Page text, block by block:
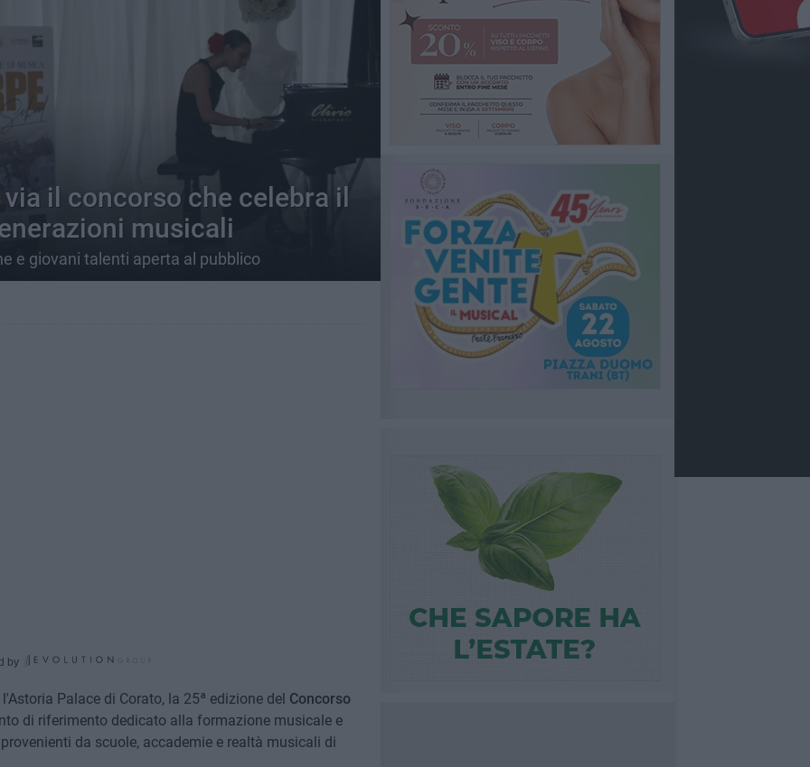
il concorso che celebra il
musicali
e giovani talenti aperta al pubblico
by
Palace di Corato, la 25ª edizione del Concorso
di riferimento dedicato alla formazione musicale e
da scuole, accademie e realtà musicali di